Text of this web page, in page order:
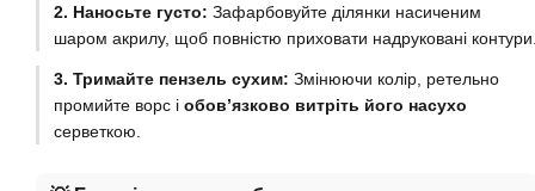
2. Наносьте густо: Зафарбовуйте ділянки насиченим
шаром акрилу, щоб повністю приховати надруковані
3. Тримайте пензель сухим: Змінюючи колір, ретельно
промийте ворс і обов’язково витріть його насухо
серветкою.